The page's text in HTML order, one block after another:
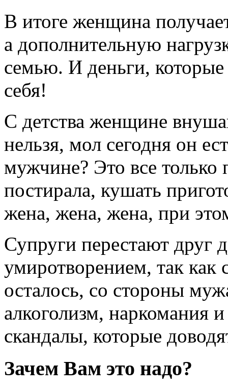
В итоге женщина
а дополнительную
семью. И деньги, которые
себя!
С детства женщине
нельзя, мол сегодня он
мужчине? Это все
постирала, кушать
жена, жена, жена, при
Супруги перестают друг
умиротворением, так
осталось, со стороны
алкоголизм, наркомания
скандалы, которые
Зачем Вам это надо?